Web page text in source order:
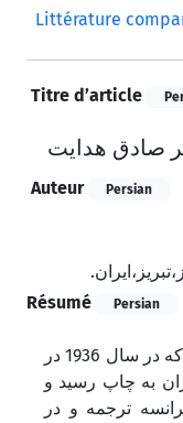
Littérature
Titre d’article
صادق هدایت
Auteur Persian
Résumé
Persian
بوف کور اثری از صادق هدایت است که در سال 1936 در
در سال 1941، در ایران به چاپ رسید و
به زبان فرانسه ترجمه و در